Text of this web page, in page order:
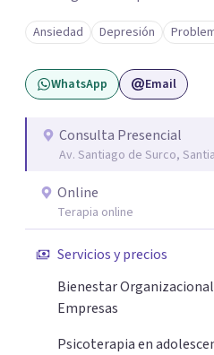
Madrid formación en Terapia
Compromiso, mindfulness y
Cuento con más de 5 años de
niños, adolescentes y adultos de forma presencial y
sentido, incluso en medio de
luchar contra tus
espacio para lo que de verdad importa.
empieza cuando das el primer
espacio seguro para hacerlo.
Ansiedad Depresión
WhatsApp Email
Consulta Presencial
Av. Santiago de Surco,
Online
Terapia online
Servicios y precios
Bienestar
Empresas
Psicoterapia en